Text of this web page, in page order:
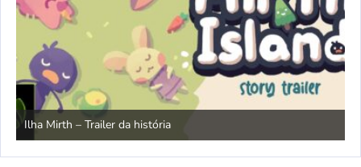
Ilha Mirth – Trailer da história